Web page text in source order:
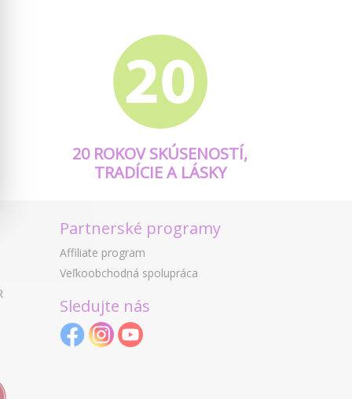
20 ROKOV SKÚSENOSTÍ,
TRADÍCIE A LÁSKY
Partnerské programy
Affiliate program
Veľkoobchodná spolupráca
Sledujte nás